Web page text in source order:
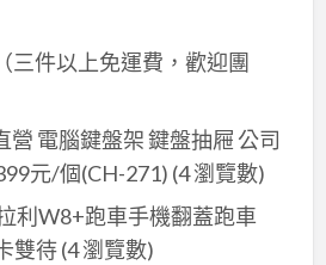
三件以上免運費，歡迎團
營 電腦鍵盤架 鍵盤抽屜 公司
元/個(CH-271) (4 瀏覽數)
利W8+跑車手機翻蓋跑車
雙待(4 瀏覽數)